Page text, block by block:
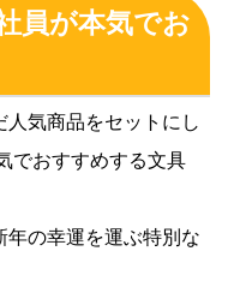
員が本気でお
人気商品をセットにし
でおすすめする文具
年の幸運を運ぶ特別な